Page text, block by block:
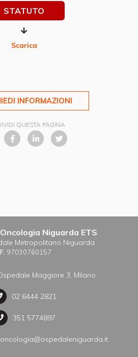
STATUTO
Scarica
INFORMAZIONI
QUESTA PAGINA
Niguarda ETS
Metropolitano Niguarda
97030760157
Maggiore 3, Milano
02 6444 2821
351 5774897